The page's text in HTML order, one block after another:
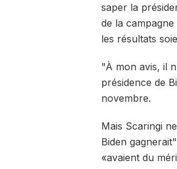
saper la
de la
les résultats
"À mon avis, il
présidence de
novembre.
Mais Scaringi
Biden
«avaient du